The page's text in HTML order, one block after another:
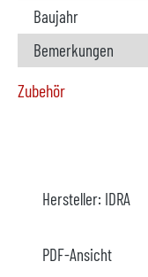
Baujahr
Bemerkungen
Zubehör
Modell
Baujahr
Hersteller: IDRA
PDF-Ansicht